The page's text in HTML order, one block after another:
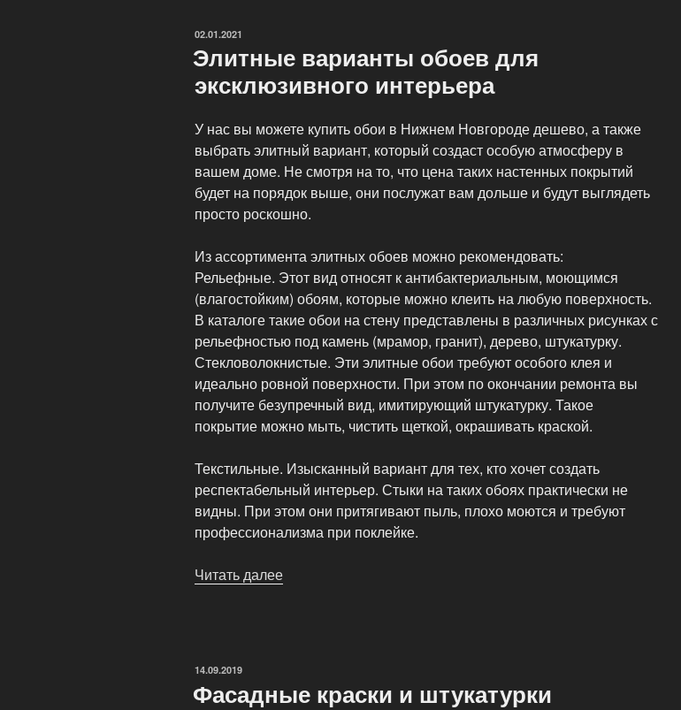
ОПУБЛИКОВАНО
02.01.2021
Элитные варианты обоев для
эксклюзивного интерьера
У нас вы можете купить обои в Нижнем Новгороде дешево, а также
выбрать элитный вариант, который создаст особую атмосферу в
вашем доме. Не смотря на то, что цена таких настенных покрытий
будет на порядок выше, они послужат вам дольше и будут выглядеть
просто роскошно.
Из ассортимента элитных обоев можно рекомендовать:
Рельефные. Этот вид относят к антибактериальным, моющимся
(влагостойким) обоям, которые можно клеить на любую поверхность.
В каталоге такие обои на стену представлены в различных рисунках с
рельефностью под камень (мрамор, гранит), дерево, штукатурку.
Стекловолокнистые. Эти элитные обои требуют особого клея и
идеально ровной поверхности. При этом по окончании ремонта вы
получите безупречный вид, имитирующий штукатурку. Такое
покрытие можно мыть, чистить щеткой, окрашивать краской.
Текстильные. Изысканный вариант для тех, кто хочет создать
респектабельный интерьер. Стыки на таких обоях практически не
видны. При этом они притягивают пыль, плохо моются и требуют
профессионализма при поклейке.
Читать далее
ОПУБЛИКОВАНО
14.09.2019
Фасадные краски и штукатурки